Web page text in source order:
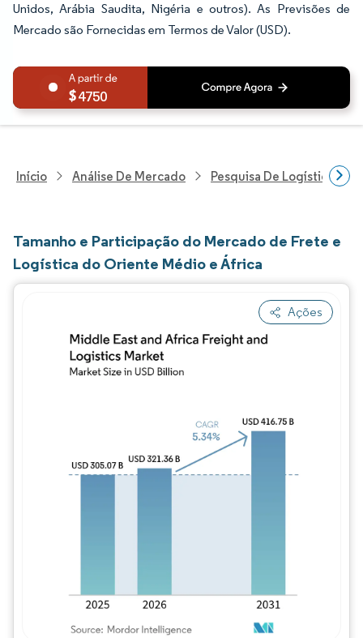
Unidos, Arábia Saudita, Nigéria e outros). As Previsões de
Mercado são Fornecidas em Termos de Valor (USD).
4750
Início Análise De Mercado Pesquisa De Logística
Tamanho e Participação do Mercado de Frete e
Logística do Oriente Médio e África
Ações